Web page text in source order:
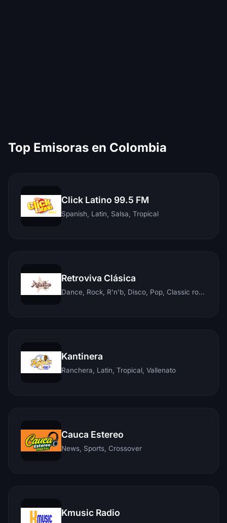
Top Emisoras en Colombia
Click Latino 99.5 FM
Spanish, Latin, Salsa, Tropical
Retroviva Clásica
Dance, Rock, R'n'b, Disco, Pop, Classic rock, Techno, Reggae
Kantinera
Ranchera, Latin, Tropical, Vallenato
Cauca Estereo
News, Sports, Crossover
Kmusic Radio